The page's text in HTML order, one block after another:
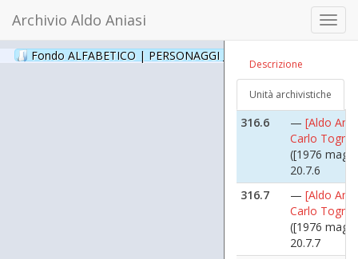
Archivio Aldo Aniasi
Fondo ALFABETICO | PERSONAGGI _ Archivio Fotografico
Descrizione
Unità archivistiche
([1976
20.7.4
Carlo
([1976
20.7.5
316.6
— [Aldo
Carlo
([1976
20.7.6
316.7
— [Aldo
Carlo
([1976
20.7.7